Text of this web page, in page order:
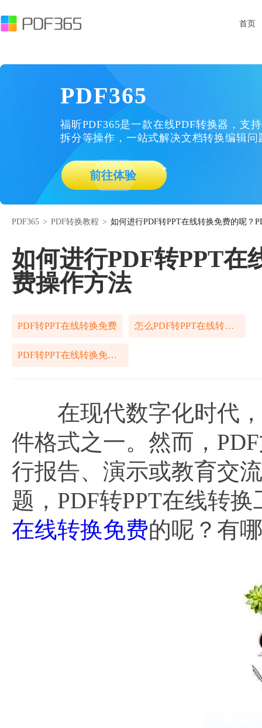
首页
PDF365
福昕PDF365是一款在线PDF转换器，支
拆分等操作，一站式解决文档转换编辑问
前往体验
PDF365 > PDF转换教程 > 如何进行PDF转PPT在线转换免费的呢？
如何进行PDF转PPT在
费操作方法
PDF转PPT在线转换免费 怎么PDF转PPT在线转换免费
PDF转PPT在线转换免费怎么操作
在现代数字化时代，
件格式之一。然而，
行报告、演示或教育交
题，PDF转PPT在线转
在线转换免费的呢？有